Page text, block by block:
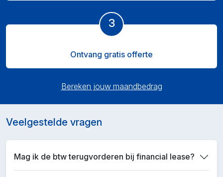
3
Ontvang gratis offerte
Bereken jouw maandbedrag
Veelgestelde vragen
Mag ik de btw terugvorderen bij financial lease?